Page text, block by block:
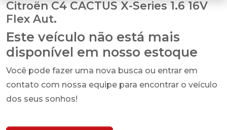
Citroën C4 CACTUS X-Series 1.6 16V
Flex Aut.
Este veículo não está mais
disponível em nosso estoque
Você pode fazer uma nova busca ou entrar em
contato com nossa equipe para encontrar o veículo
dos seus sonhos!